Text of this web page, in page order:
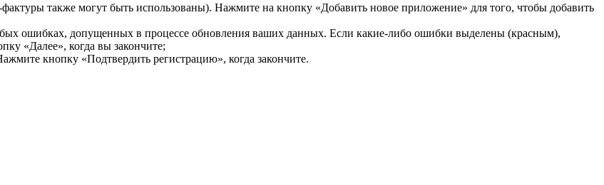
также могут быть использованы). Нажмите на кнопку «Добавить новое приложение» для того, чтобы добавить
ошибкax, допущенных в процессе обновления ваших данных. Если какие-либо ошибки выделены (красным),
«Далее», когда вы закончите;
кнопку «Подтвердить регистрацию», когда закончите.